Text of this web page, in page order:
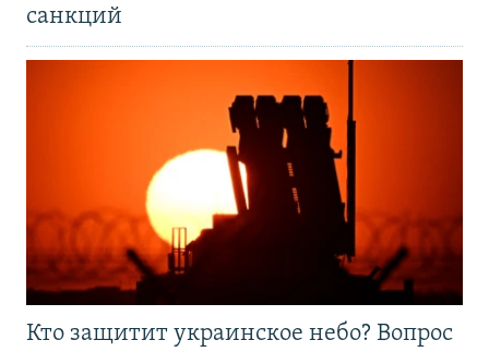
санкций
Кто защитит украинское небо? Вопрос